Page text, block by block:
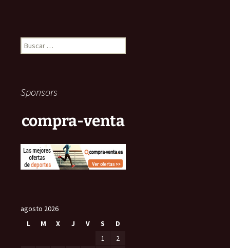
Buscar:
Sponsors
compra-venta
agosto 2026
L
M X J V S
D
1
2